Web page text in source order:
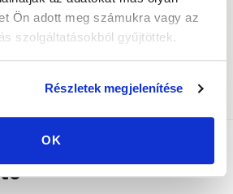
Ön adott meg számukra vagy az
szolgáltatásokból gyűjtöttek.
Részletek megjelenítése
OK